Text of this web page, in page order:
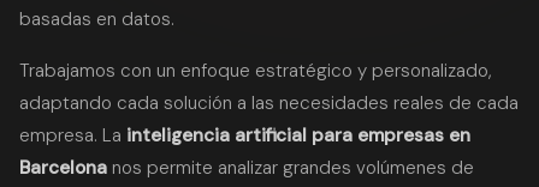
basadas en datos.
Trabajamos con un enfoque estratégico y personalizado,
adaptando cada solución a las necesidades reales de cada
empresa. La inteligencia artificial para empresas en
Barcelona nos permite analizar grandes volúmenes de